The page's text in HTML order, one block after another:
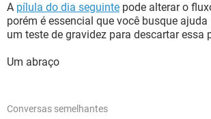
A pílula do dia seguinte pode alterar o
porém é essencial que você busque
um teste de gravidez para descartar essa
Um abraço
Conversas semelhantes